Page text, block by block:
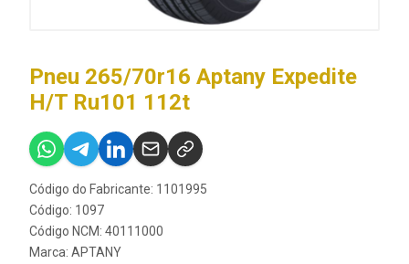
Pneu 265/70r16 Aptany Expedite
H/T Ru101 112t
Código do Fabricante: 1101995
Código: 1097
Código NCM: 40111000
Marca: APTANY